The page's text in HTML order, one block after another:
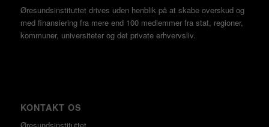
Øresundsinstituttet drives uden henblik på at skabe overskud og
med finansiering fra mere end 100 medlemmer fra stat, regioner,
kommuner, universiteter og det private erhvervsliv.
KONTAKT OS